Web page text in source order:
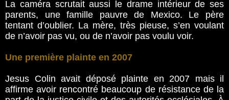
La caméra scrutait aussi le drame intérieur de ses
parents, une famille pauvre de Mexico. Le père
tentant d’oublier. La mère, très pieuse, s’en voulant
de n’avoir pas vu, ou de n’avoir pas voulu voir.
Une première plainte en 2007
Jesus Colin avait déposé plainte en 2007 mais il
affirme avoir rencontré beaucoup de résistance de la